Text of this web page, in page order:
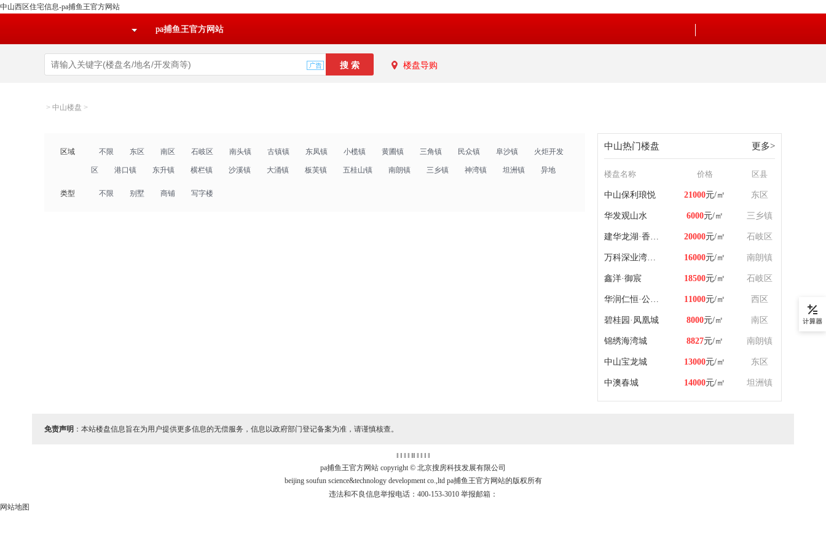
中山西区住宅信息-pa捕鱼王官方网站
pa捕鱼王官方网站
楼盘导购
> 中山楼盘 >
区域 不限 东区 南区 石岐区 南头镇 古镇镇 东凤镇 小榄镇 黄圃镇 三角镇 民众镇 阜沙镇 火炬开发
区 港口镇 东升镇 横栏镇 沙溪镇 大涌镇 板芙镇 五桂山镇 南朗镇 三乡镇 神湾镇 坦洲镇 异地
类型 不限 别墅 商铺 写字楼
更多>
中山热门楼盘
楼盘名称 价格 区县
中山保利琅悦 21000元/㎡ 东区
华发观山水 6000元/㎡ 三乡镇
建华龙湖·香山颂 20000元/㎡ 石岐区
万科深业湾中新城 16000元/㎡ 南朗镇
鑫洋·御宸 18500元/㎡ 石岐区
华润仁恒·公园四季 11000元/㎡ 西区
碧桂园·凤凰城 8000元/㎡ 南区
锦绣海湾城 8827元/㎡ 南朗镇
中山宝龙城 13000元/㎡ 东区
中澳春城 14000元/㎡ 坦洲镇
免责声明 ：本站楼盘信息旨在为用户提供更多信息的无偿服务，信息以政府部门登记备案为准，请谨慎核查。
‖ ‖ ‖ ‖ ‖‖ ‖ ‖ ‖ ‖
pa捕鱼王官方网站 copyright © 北京搜房科技发展有限公司
beijing soufun science&technology development co.,ltd pa捕鱼王官方网站的版权所有
违法和不良信息举报电话：400-153-3010 举报邮箱：
网站地图